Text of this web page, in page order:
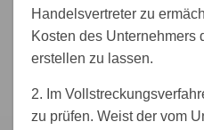
Handelsvertreter zu
Kosten des Unternehmers
erstellen zu lassen.
2. Im
zu prüfen. Weist der vom